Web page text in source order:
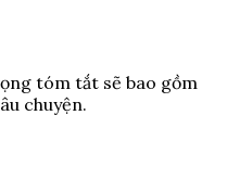
tóm tắt sẽ bao gồm
chuyện.